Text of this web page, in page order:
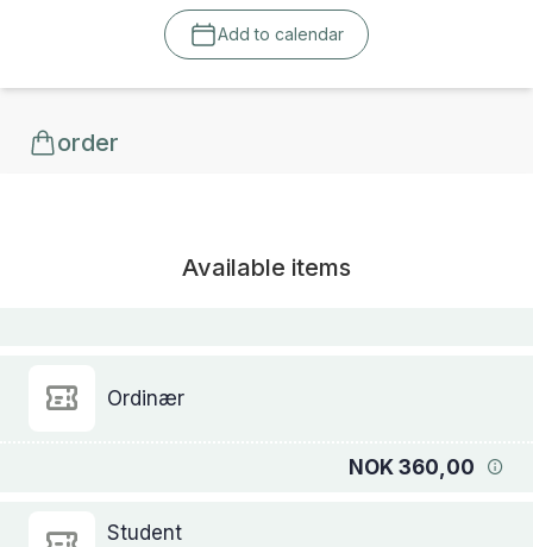
Add to calendar
order
Available items
Ordinær
NOK 360,00
Student